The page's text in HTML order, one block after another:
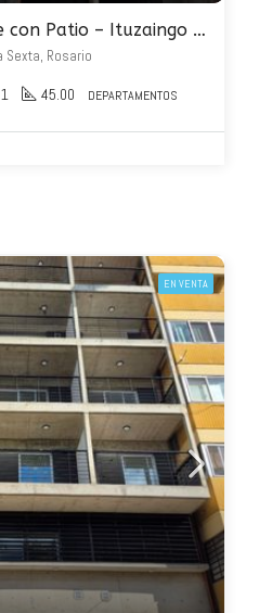
Venta Monoambiente con Patio – Ituzaingo 400
Sexta, Rosario
1 45.00 DEPARTAMENTOS
EN VENTA